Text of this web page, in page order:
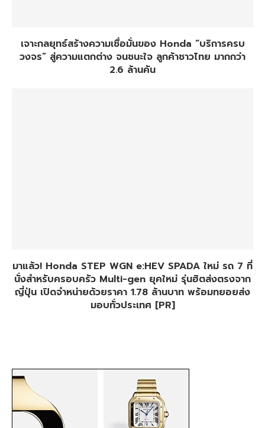
เจาะกลยุทธ์สร้างความเชื่อมั่นของ Honda “บริการครบ
วงจร” สู่ความแตกต่าง จนชนะใจ ลูกค้าชาวไทย มากกว่า
2.6 ล้านคัน
มาแล้ว! Honda STEP WGN e:HEV SPADA ใหม่ รถ 7 ที่
นั่งสำหรับครอบครัว Multi-gen ยุคใหม่ รุ่นฮิตส่งตรงจาก
ญี่ปุ่น เปิดจำหน่ายด้วยราคา 1.78 ล้านบาท พร้อมทยอยส่ง
มอบทั่วประเทศ [PR]